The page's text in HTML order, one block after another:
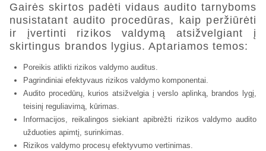
Gairės skirtos padėti vidaus audito tarnyboms
nusistatant audito procedūras, kaip peržiūrėti
ir įvertinti rizikos valdymą atsižvelgiant į
skirtingus brandos lygius. Aptariamos temos:
Poreikis atlikti rizikos valdymo auditus.
Pagrindiniai efektyvaus rizikos valdymo komponentai.
Audito procedūrų, kurios atsižvelgia į verslo aplinką, brandos lygį,
teisinį reguliavimą, kūrimas.
Informacijos, reikalingos siekiant apibrėžti rizikos valdymo audito
užduoties apimtį, surinkimas.
Rizikos valdymo procesų efektyvumo vertinimas.